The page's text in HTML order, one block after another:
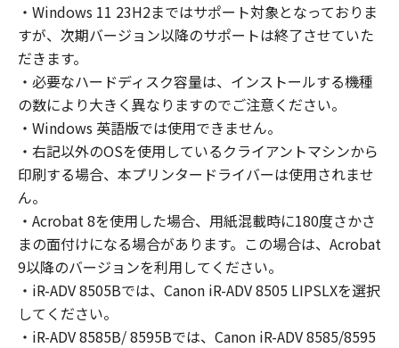
お客様は、また「指定機器」にネットワークを
通じて接続されたコンピューター上で、かかる
コンピューターの使用者に対して「本ソフトウ
ェア」を使用させることができますが、かかる
コンピューターの使用者に本契約書上の義務お
よび条件を遵守させるとともに、その履行に関
し全責任を負うことを条件とします。
(2) お客様は、上記(1)に基づいて「本ソフトウ
ェア」を使用するためのバックアップとして、
きます。
(3) 上記(1)および(2)に定める場合を除き、キヤ
ノンまたはキヤノンのライセンサーのいかなる
知的財産権も、明示たると黙示たるとを問わ
ず、本契約書によってお客様に譲渡あるいは許
諾されるものではありません。
・Windows 11 23H2まではサポート対象となっておりま
すが、次期バージョン以降のサポートは終了させていた
だきます。
・必要なハードディスク容量は、インストールする機種
の数により大きく異なりますのでご注意ください。
・Windows 英語版では使用できません。
・右記以外のOSを使用しているクライアントマシンから
印刷する場合、本プリンタードライバーは使用されませ
ん。
・Acrobat 8を使用した場合、用紙混載時に180度さかさ
まの面付けになる場合があります。この場合は、Acrobat
9以降のバージョンを利用してください。
・iR-ADV 8505Bでは、Canon iR-ADV 8505 LIPSLXを選択
してください。
・iR-ADV 8585B/ 8595Bでは、Canon iR-ADV 8585/8595